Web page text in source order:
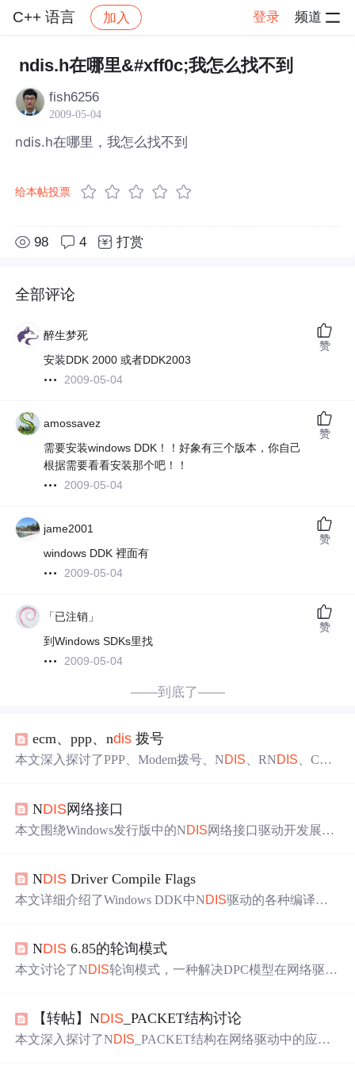
C++ 语言 加入 登录 频道
社区 C++ 语言 帖子详情
ndis.h在哪里&#xff0c;我怎么找不到
fish6256
2009-05-04
ndis.h在哪里，我怎么找不到
给本帖投票
98 4 打赏
全部评论
醉生梦死
安装DDK 2000 或者DDK2003
2009-05-04
赞
amossavez
需要安装windows DDK！！好象有三个版本，你自己
根据需要看看安装那个吧！！
2009-05-04
赞
jame2001
windows DDK 裡面有
2009-05-04
赞
「已注销」
到Windows SDKs里找
2009-05-04
赞
——到底了——
ecm、ppp、ndis 拨号
本文深入探讨了PPP、Modem拨号、NDIS 、RNDIS 、CDC
网络控制协议(NCP)。对比了Modem拨号与N
据处理上的差异，以及RNDIS和NDIS在网络驱动接口方面
NDIS网络接口
本文围绕Windows发行版中的NDIS网络接口驱动开发展
如何注册为接口提供程序，包括相关函数调用及注意事
项。
NDIS Driver Compile Flags
本文详细介绍了Windows DDK中NDIS驱动的各种编译标
S驱动所需的标志总结。
NDIS 6.85的轮询模式
本文讨论了NDIS轮询模式，一种解决DPC模型在网络驱动
效率并减轻长指示链带来的负担。
【转帖】NDIS _PACKET结构讨论
本文深入探讨了NDIS _PACKET结构在网络驱动中的应